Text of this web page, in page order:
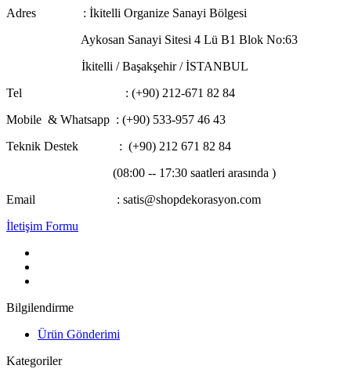
Adres : İkitelli Organize Sanayi Bölgesi
Aykosan Sanayi Sitesi 4 Lü B1 Blok No:63
İkitelli / Başakşehir / İSTANBUL
Tel : (+90) 212-671 82 84
Mobile & Whatsapp : (+90) 533-957 46 43
Teknik Destek : (+90) 212 671 82 84
(08:00 -- 17:30 saatleri arasında )
Email : satis@shopdekorasyon.com
İletişim Formu
Bilgilendirme
Ürün Gönderimi
Kategoriler